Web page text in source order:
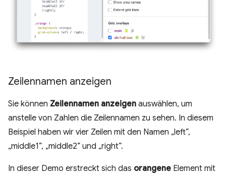
Zeilennamen anzeigen
Sie können Zeilennamen anzeigen auswählen, um
anstelle von Zahlen die Zeilennamen zu sehen. In diesem
Beispiel haben wir vier Zeilen mit den Namen „left“,
„middle1“, „middle2“ und „right“.
In dieser Demo erstreckt sich das orangene Element mit